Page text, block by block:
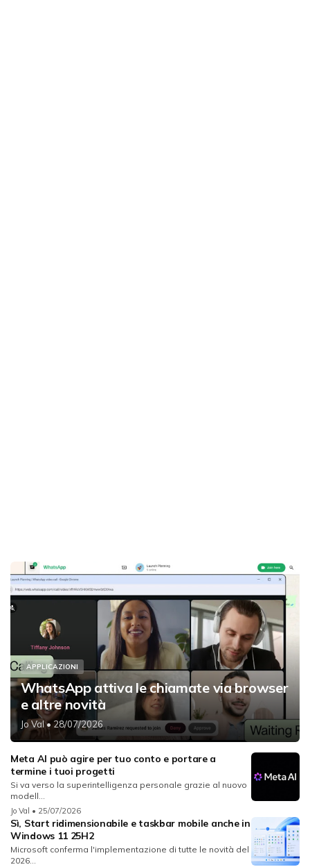
APPLICAZIONI
WhatsApp attiva le chiamate via browser
e altre novità
Jo Val• 28/07/2026
Meta AI può agire per tuo conto e portare a
termine i tuoi progetti
Si va verso la superintelligenza personale grazie al nuovo
modell...
Jo Val • 25/07/2026
Sì, Start ridimensionabile e taskbar mobile anche in
Windows 11 25H2
Microsoft conferma l'implementazione di tutte le novità del
2026...